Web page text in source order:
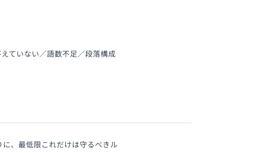
ていない／語数不足／段落構成
、最低限これだけは守るべきル